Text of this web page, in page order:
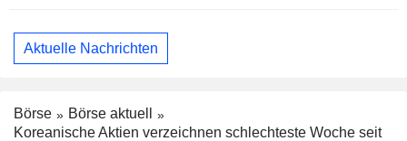
Aktuelle Nachrichten
Börse
Börse aktuell
Koreanische Aktien verzeichnen schlechteste Woche seit